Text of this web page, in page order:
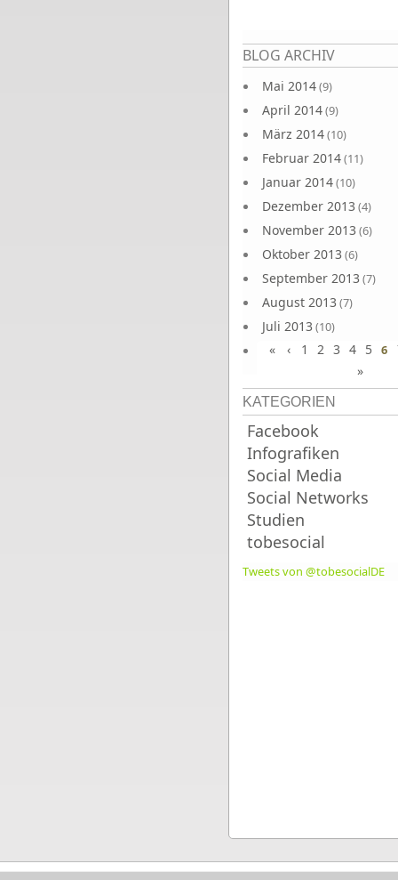
BLOG ARCHIV
Mai 2014(9)
April 2014(9)
März 2014(10)
Februar 2014(11)
Januar 2014(10)
Dezember 2013 (4)
November 2013 (6)
Oktober 2013 (6)
September 2013 (7)
August 2013 (7)
Juli 2013 (10)
Juni 2013(10)
Seiten
« ‹ 1 2 3 4 5 6
»
KATEGORIEN
Facebook
Infografiken
Social Media
Social Networks
Studien
tobesocial
Tweets von @tobesocialDE